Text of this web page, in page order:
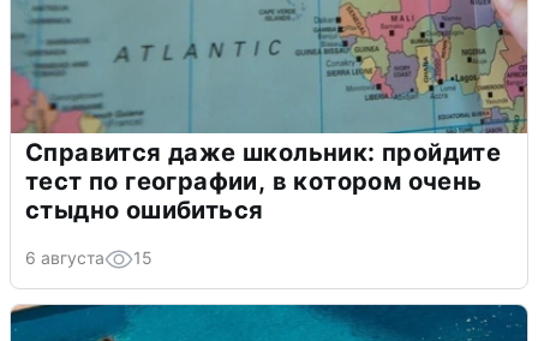
Справится даже школьник: пройдите
тест по географии, в котором очень
стыдно ошибиться
6 августа 15